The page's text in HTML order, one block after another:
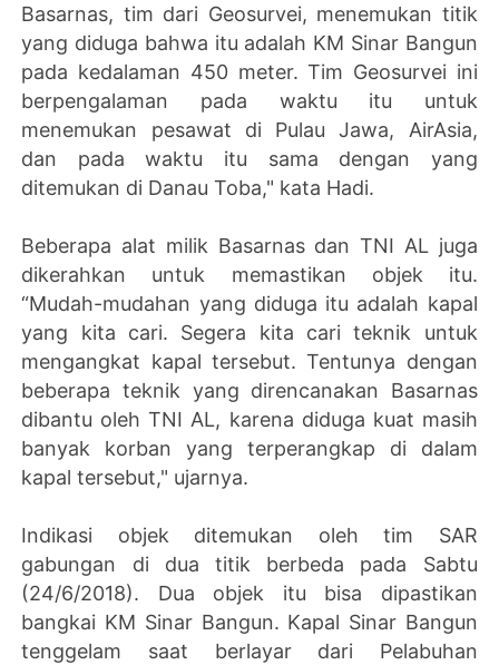
Basarnas, tim dari Geosurvei, menemukan titik
yang diduga bahwa itu adalah KM Sinar Bangun
pada kedalaman 450 meter. Tim Geosurvei ini
berpengalaman pada waktu itu untuk
menemukan pesawat di Pulau Jawa, AirAsia,
dan pada waktu itu sama dengan yang
ditemukan di Danau Toba," kata Hadi.
Beberapa alat milik Basarnas dan TNI AL juga
dikerahkan untuk memastikan objek itu.
“Mudah-mudahan yang diduga itu adalah kapal
yang kita cari. Segera kita cari teknik untuk
mengangkat kapal tersebut. Tentunya dengan
beberapa teknik yang direncanakan Basarnas
dibantu oleh TNI AL, karena diduga kuat masih
banyak korban yang terperangkap di dalam
kapal tersebut," ujarnya.
Indikasi objek ditemukan oleh tim SAR
gabungan di dua titik berbeda pada Sabtu
(24/6/2018). Dua objek itu bisa dipastikan
bangkai KM Sinar Bangun. Kapal Sinar Bangun
tenggelam saat berlayar dari Pelabuhan